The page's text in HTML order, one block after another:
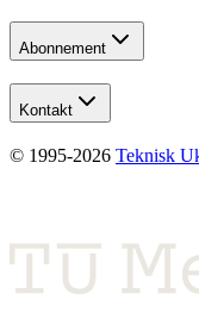
Abonnement
Kontakt
© 1995-2026 Teknisk